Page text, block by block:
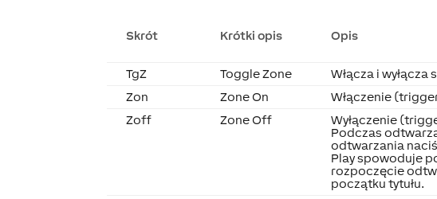
Skrót Krótki opis Opis
TgZ
Toggle Zone Włącza i wyłącza
Zon
Zone On Włączenie
Zoff
Zone Off
Wyłączenie
Podczas
odtwarzania
Play spowoduje
rozpoczęcie
początku tytułu.